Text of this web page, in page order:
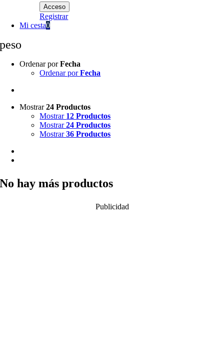
Registrar
Mi cesta0
peso
Ordenar porFecha
Ordenar porFecha
Mostrar24 Productos
Mostrar 12 Productos
Mostrar24 Productos
Mostrar36 Productos
No hay más productos
Publicidad